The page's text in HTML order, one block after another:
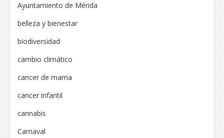
Ayuntamiento de Mérida
belleza y bienestar
biodiversidad
cambio climático
cancer de mama
cancer infantil
cannabis
Carnaval